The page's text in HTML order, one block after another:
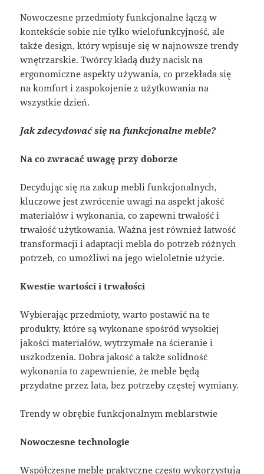
Nowoczesne przedmioty funkcjonalne łączą w
kontekście sobie nie tylko wielofunkcyjność, ale
także design, który wpisuje się w najnowsze trendy
wnętrzarskie. Twórcy kładą duży nacisk na
ergonomiczne aspekty używania, co przekłada się
na komfort i zaspokojenie z użytkowania na
wszystkie dzień.
Jak zdecydować się na funkcjonalne meble?
Na co zwracać uwagę przy doborze
Decydując się na zakup mebli funkcjonalnych,
kluczowe jest zwrócenie uwagi na aspekt jakość
materiałów i wykonania, co zapewni trwałość i
trwałość użytkowania. Ważna jest również łatwość
transformacji i adaptacji mebla do potrzeb różnych
potrzeb, co umożliwi na jego wieloletnie użycie.
Kwestie wartości i trwałości
Wybierając przedmioty, warto postawić na te
produkty, które są wykonane spośród wysokiej
jakości materiałów, wytrzymałe na ścieranie i
uszkodzenia. Dobra jakość a także solidność
wykonania to zapewnienie, że meble będą
przydatne przez lata, bez potrzeby częstej wymiany.
Trendy w obrębie funkcjonalnym meblarstwie
Nowoczesne technologie
Współczesne meble praktyczne często wykorzystują